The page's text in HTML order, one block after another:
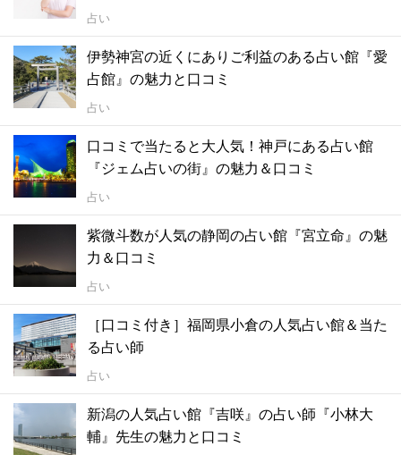
占い
伊勢神宮の近くにありご利益のある占い館『愛
占館』の魅力と口コミ
占い
口コミで当たると大人気！神戸にある占い館
『ジェム占いの街』の魅力＆口コミ
占い
紫微斗数が人気の静岡の占い館『宮立命』の魅
力＆口コミ
占い
［口コミ付き］福岡県小倉の人気占い館＆当た
る占い師
占い
新潟の人気占い館『吉咲』の占い師『小林大
輔』先生の魅力と口コミ